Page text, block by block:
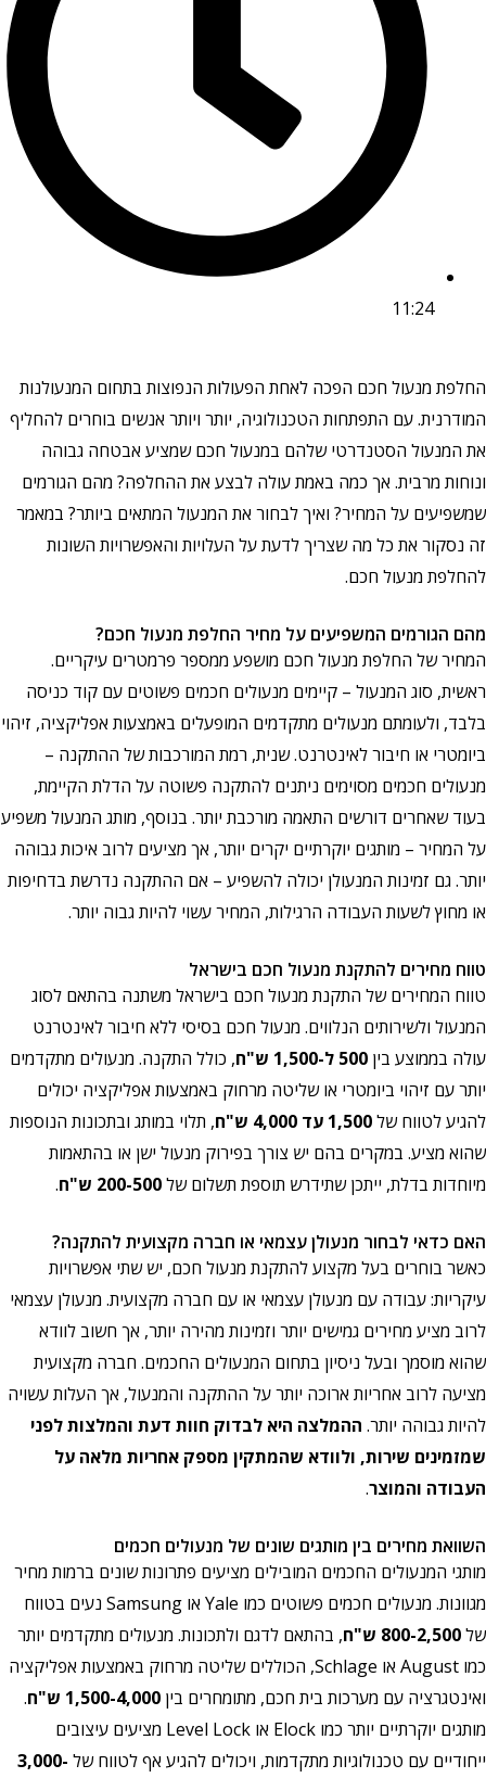
11:24
החלפת מנעול חכם הפכה לאחת הפעולות הנפוצות בתחום המנעולנות
המודרנית. עם התפתחות הטכנולוגיה, יותר ויותר אנשים בוחרים להחליף
את המנעול הסטנדרטי שלהם במנעול חכם שמציע אבטחה גבוהה
ונוחות מרבית. אך כמה באמת עולה לבצע את ההחלפה? מהם הגורמים
שמשפיעים על המחיר? ואיך לבחור את המנעול המתאים ביותר? במאמר
זה נסקור את כל מה שצריך לדעת על העלויות והאפשרויות השונות
להחלפת מנעול חכם.
מהם הגורמים המשפיעים על מחיר החלפת מנעול חכם?
המחיר של החלפת מנעול חכם מושפע ממספר פרמטרים עיקריים.
ראשית, סוג המנעול – קיימים מנעולים חכמים פשוטים עם קוד כניסה
בלבד, ולעומתם מנעולים מתקדמים המופעלים באמצעות אפליקציה, זיהוי
ביומטרי או חיבור לאינטרנט. שנית, רמת המורכבות של ההתקנה –
מנעולים חכמים מסוימים ניתנים להתקנה פשוטה על הדלת הקיימת,
בעוד שאחרים דורשים התאמה מורכבת יותר. בנוסף, מותג המנעול משפיע
על המחיר – מותגים יוקרתיים יקרים יותר, אך מציעים לרוב איכות גבוהה
יותר. גם זמינות המנעולן יכולה להשפיע – אם ההתקנה נדרשת בדחיפות
או מחוץ לשעות העבודה הרגילות, המחיר עשוי להיות גבוה יותר.
טווח מחירים להתקנת מנעול חכם בישראל
טווח המחירים של התקנת מנעול חכם בישראל משתנה בהתאם לסוג
המנעול ולשירותים הנלווים. מנעול חכם בסיסי ללא חיבור לאינטרנט
עולה בממוצע בין 500 ל-1,500 ש"ח
, כולל התקנה. מנעולים מתקדמים
יותר עם זיהוי ביומטרי או שליטה מרחוק באמצעות אפליקציה יכולים
להגיע לטווח של1,500 עד 4,000 ש"ח
, תלוי במותג ובתכונות הנוספות
שהוא מציע. במקרים בהם יש צורך בפירוק מנעול ישן או בהתאמות
מיוחדות בדלת, ייתכן שתידרש תוספת תשלום של200-500 ש"ח .
האם כדאי לבחור מנעולן עצמאי או חברה מקצועית להתקנה?
כאשר בוחרים בעל מקצוע להתקנת מנעול חכם, יש שתי אפשרויות
עיקריות: עבודה עם מנעולן עצמאי או עם חברה מקצועית. מנעולן עצמאי
לרוב מציע מחירים גמישים יותר וזמינות מהירה יותר, אך חשוב לוודא
שהוא מוסמך ובעל ניסיון בתחום המנעולים החכמים. חברה מקצועית
מציעה לרוב אחריות ארוכה יותר על ההתקנה והמנעול, אך העלות עשויה
להיות גבוהה יותר. ההמלצה היא לבדוק חוות דעת והמלצות לפני
שמזמינים שירות, ולוודא שהמתקין מספק אחריות מלאה על
העבודה והמוצר.
השוואת מחירים בין מותגים שונים של מנעולים חכמים
מותגי המנעולים החכמים המובילים מציעים פתרונות שונים ברמות מחיר
מגוונות. מנעולים חכמים פשוטים כמו Yale או Samsung נעים בטווח
של800-2,500 ש"ח
, בהתאם לדגם ולתכונות. מנעולים מתקדמים יותר
כמו August או Schlage, הכוללים שליטה מרחוק באמצעות אפליקציה
ואינטגרציה עם מערכות בית חכם, מתומחרים בין 1,500-4,000 ש"ח
.
מותגים יוקרתיים יותר כמו Elock או Level Lock מציעים עיצובים
ייחודיים עם טכנולוגיות מתקדמות, ויכולים להגיע אף לטווח של 3,000-